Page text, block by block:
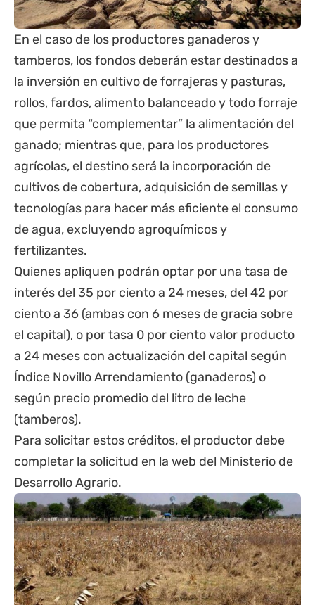
En el caso de los productores ganaderos y
tamberos, los fondos deberán estar destinados a
la inversión en cultivo de forrajeras y pasturas,
rollos, fardos, alimento balanceado y todo forraje
que permita “complementar” la alimentación del
ganado; mientras que, para los productores
agrícolas, el destino será la incorporación de
cultivos de cobertura, adquisición de semillas y
tecnologías para hacer más eficiente el consumo
de agua, excluyendo agroquímicos y
fertilizantes.
Quienes apliquen podrán optar por una tasa de
interés del 35 por ciento a 24 meses, del 42 por
ciento a 36 (ambas con 6 meses de gracia sobre
el capital), o por tasa 0 por ciento valor producto
a 24 meses con actualización del capital según
Índice Novillo Arrendamiento (ganaderos) o
según precio promedio del litro de leche
(tamberos).
Para solicitar estos créditos, el productor debe
completar la solicitud en la web del Ministerio de
Desarrollo Agrario.